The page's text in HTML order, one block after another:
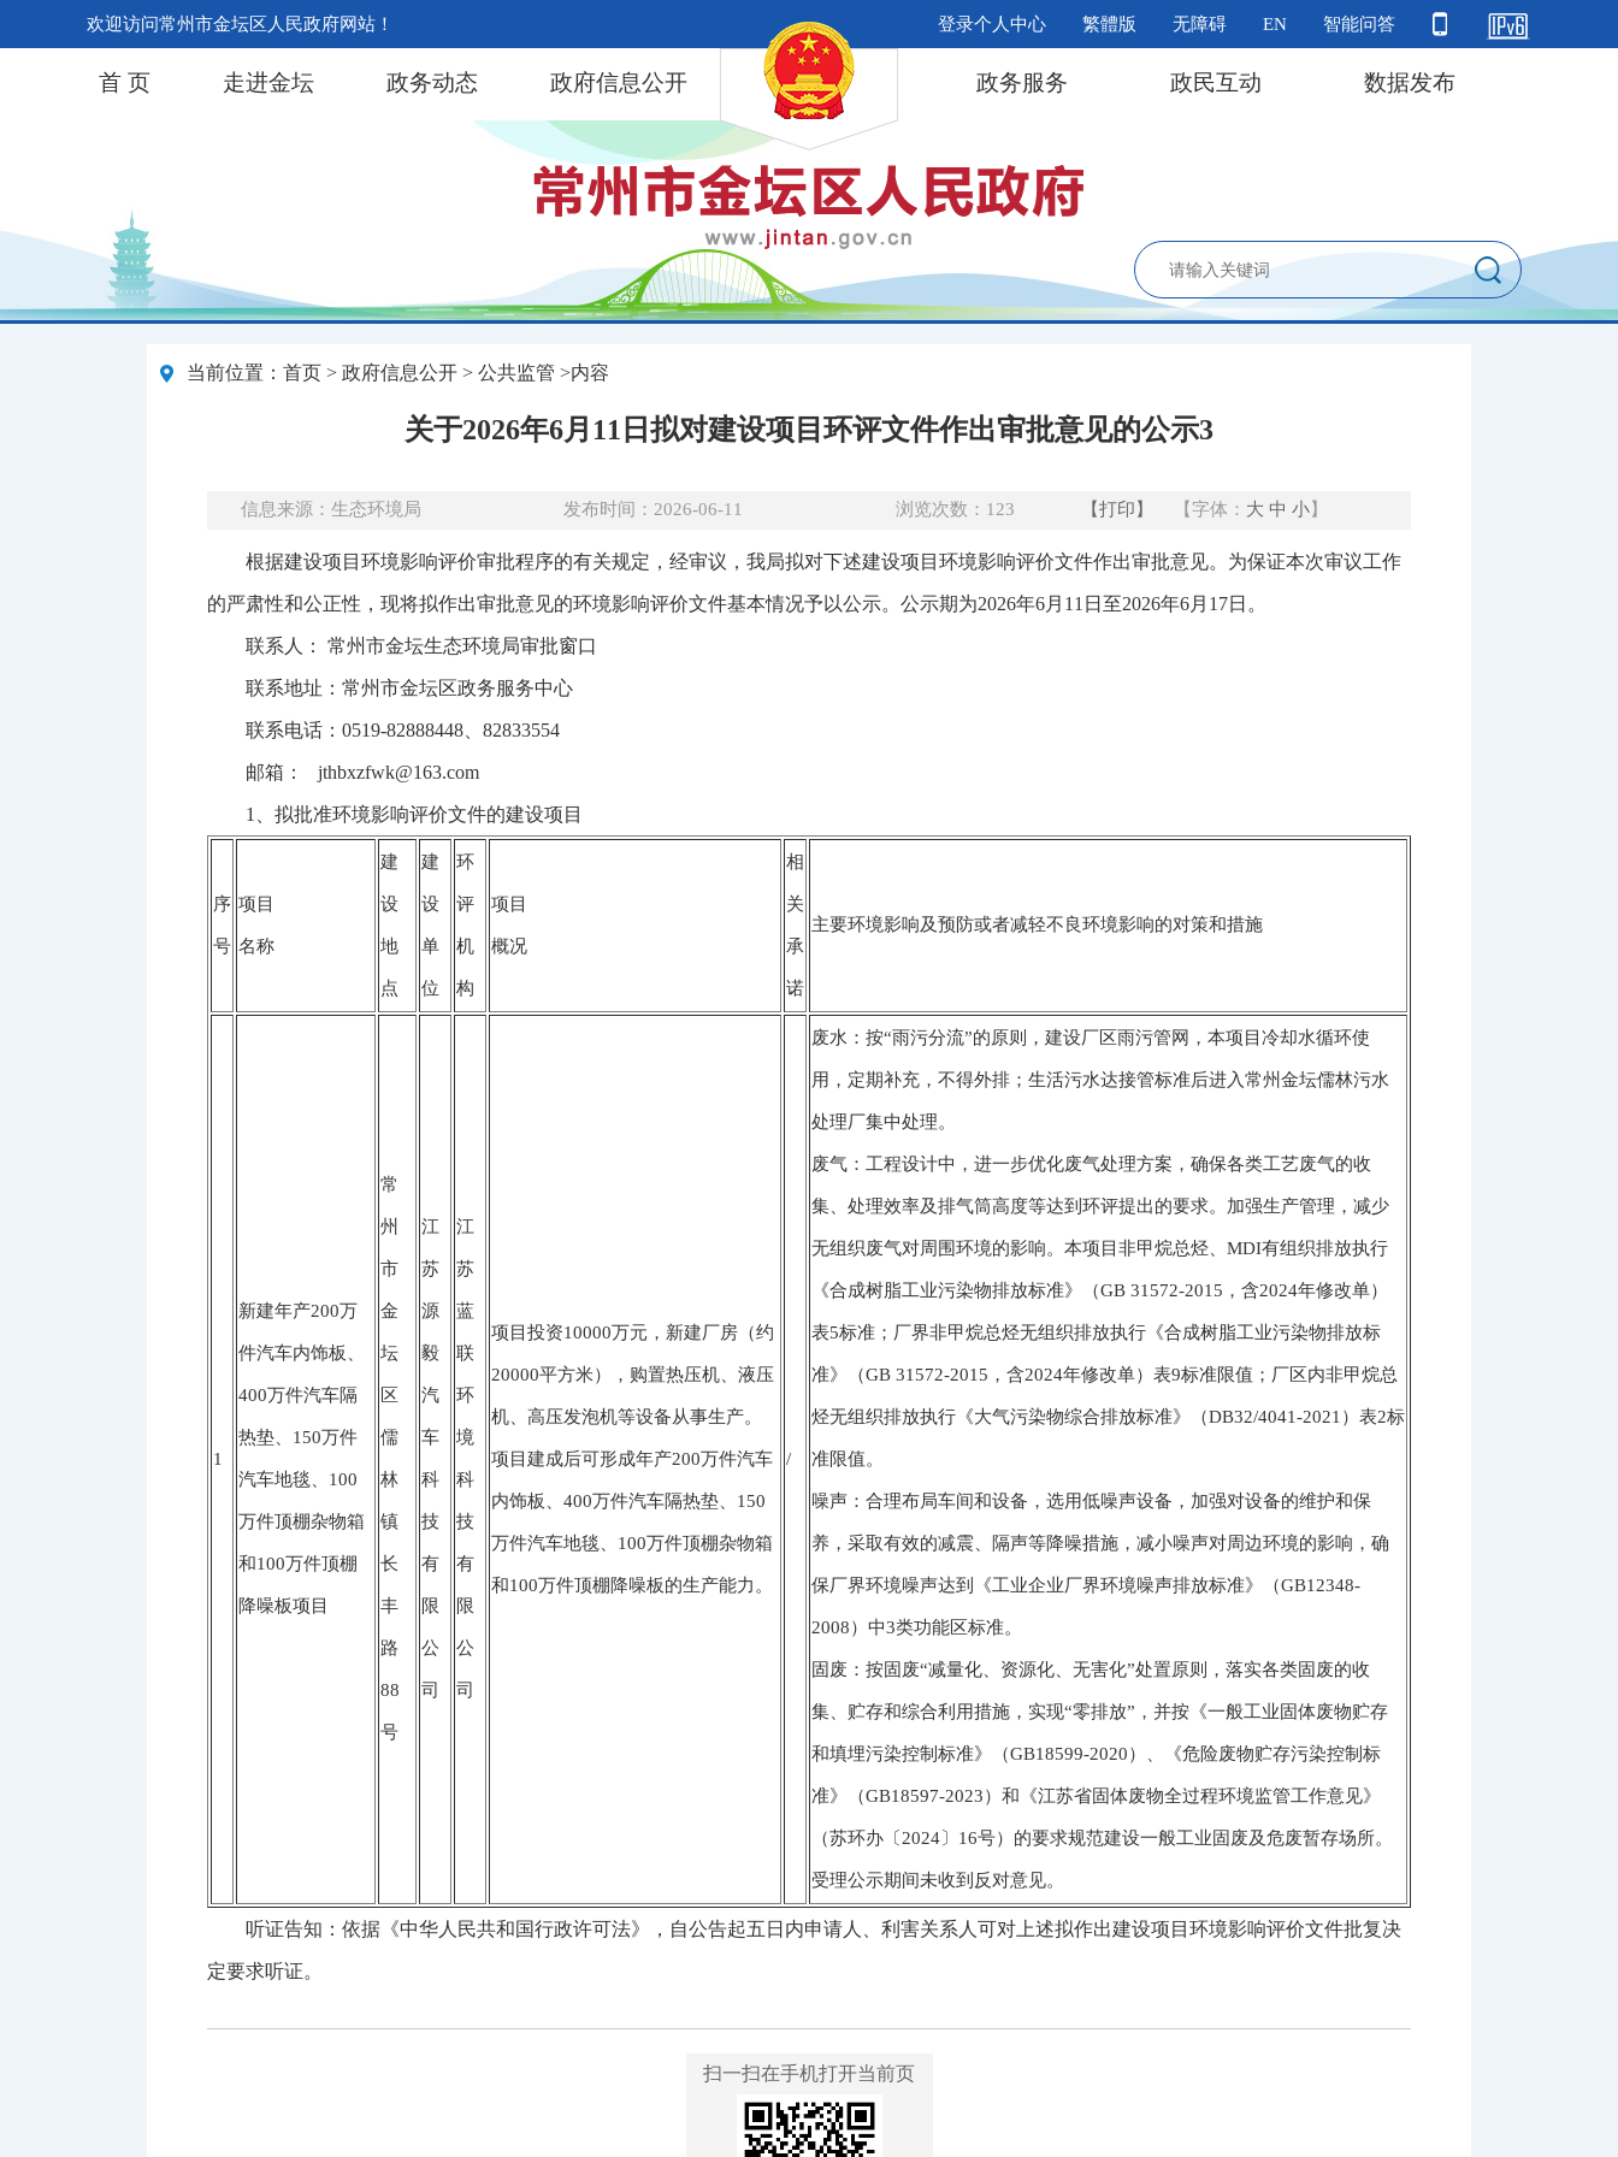
欢迎访问常州市金坛区人民政府网站！ 登录个人中心 繁體版 无障碍 EN 智能问答
首 页 走进金坛 政务动态 政府信息公开 政务服务 政民互动 数据发布
当前位置： 首页 > 政府信息公开 > 公共监管 >内容
关于2026年6月11日拟对建设项目环评文件作出审批意见的公示3
信息来源：生态环境局 发布时间：2026-06-11 浏览次数： 123 【打印】 【字体： 大 中 小】
根据建设项目环境影响评价审批程序的有关规定，经审议，我局拟对下述建设项目环境影响评价文件作出审批意见。为保证本次审议工作
的严肃性和公正性，现将拟作出审批意见的环境影响评价文件基本情况予以公示。公示期为2026年6月11日至2026年6月17日。
联系人： 常州市金坛生态环境局审批窗口
联系地址：常州市金坛区政务服务中心
联系电话：0519-82888448、82833554
邮箱： jthbxzfwk@163.com
1、拟批准环境影响评价文件的建设项目
序
号
项目
名称
建
设
地
点
建
设
单
位
环
评
机
构
项目
概况
相
关
承
诺
主要环境影响及预防或者减轻不良环境影响的对策和措施
1
新建年产200万
件汽车内饰板、
400万件汽车隔
热垫、150万件
汽车地毯、100
万件顶棚杂物箱
和100万件顶棚
降噪板项目
常
州
市
金
坛
区
儒
林
镇
长
丰
路
88
号
江
苏
源
毅
汽
车
科
技
有
限
公
司
江
苏
蓝
联
环
境
科
技
有
限
公
司
项目投资10000万元，新建厂房（约
20000平方米），购置热压机、液压
机、高压发泡机等设备从事生产。
项目建成后可形成年产200万件汽车
内饰板、400万件汽车隔热垫、150
万件汽车地毯、100万件顶棚杂物箱
和100万件顶棚降噪板的生产能力。
/
废水：按“雨污分流”的原则，建设厂区雨污管网，本项目冷却水循环使
用，定期补充，不得外排；生活污水达接管标准后进入常州金坛儒林污水
处理厂集中处理。
废气：工程设计中，进一步优化废气处理方案，确保各类工艺废气的收
集、处理效率及排气筒高度等达到环评提出的要求。加强生产管理，减少
无组织废气对周围环境的影响。本项目非甲烷总烃、MDI有组织排放执行
《合成树脂工业污染物排放标准》（GB 31572-2015，含2024年修改单）
表5标准；厂界非甲烷总烃无组织排放执行《合成树脂工业污染物排放标
准》（GB 31572-2015，含2024年修改单）表9标准限值；厂区内非甲烷总
烃无组织排放执行《大气污染物综合排放标准》（DB32/4041-2021）表2标
准限值。
噪声：合理布局车间和设备，选用低噪声设备，加强对设备的维护和保
养，采取有效的减震、隔声等降噪措施，减小噪声对周边环境的影响，确
保厂界环境噪声达到《工业企业厂界环境噪声排放标准》（GB12348-
2008）中3类功能区标准。
固废：按固废“减量化、资源化、无害化”处置原则，落实各类固废的收
集、贮存和综合利用措施，实现“零排放”，并按《一般工业固体废物贮存
和填埋污染控制标准》（GB18599-2020）、《危险废物贮存污染控制标
准》（GB18597-2023）和《江苏省固体废物全过程环境监管工作意见》
（苏环办〔2024〕16号）的要求规范建设一般工业固废及危废暂存场所。
受理公示期间未收到反对意见。
听证告知：依据《中华人民共和国行政许可法》，自公告起五日内申请人、利害关系人可对上述拟作出建设项目环境影响评价文件批复决
定要求听证。
扫一扫在手机打开当前页